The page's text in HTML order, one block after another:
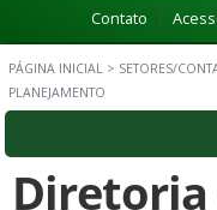
Contato
PÁGINA INICIAL > SETORES/
PLANEJAMENTO
Diretoria